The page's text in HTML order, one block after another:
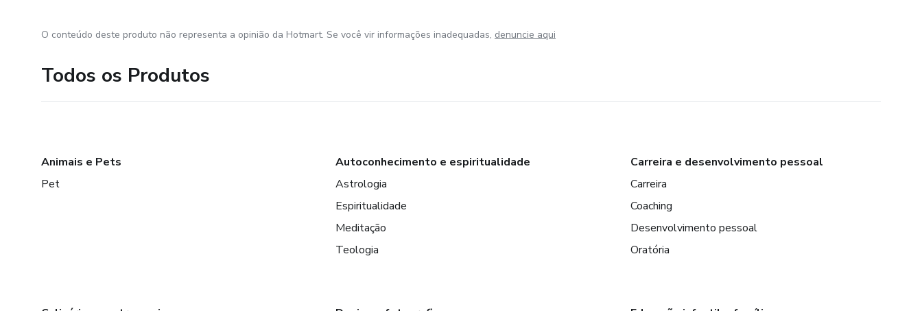
O conteúdo deste produto não representa a opinião da Hotmart. Se você vir informações inadequadas, denuncie aqui
Todos os Produtos
Animais e Pets
Pet
Autoconhecimento e espiritualidade
Astrologia
Espiritualidade
Meditação
Teologia
Carreira e desenvolvimento pessoal
Carreira
Coaching
Desenvolvimento pessoal
Oratória